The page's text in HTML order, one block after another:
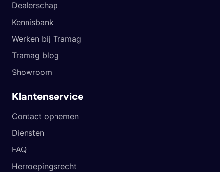
Dealerschap
Kennisbank
Werken bij Tramag
Tramag blog
Showroom
Klantenservice
Contact opnemen
Diensten
FAQ
Herroepingsrecht